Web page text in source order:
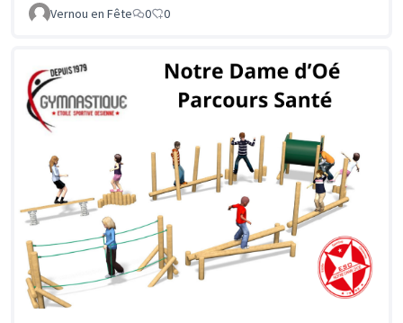
Vernou en Fête 0 0